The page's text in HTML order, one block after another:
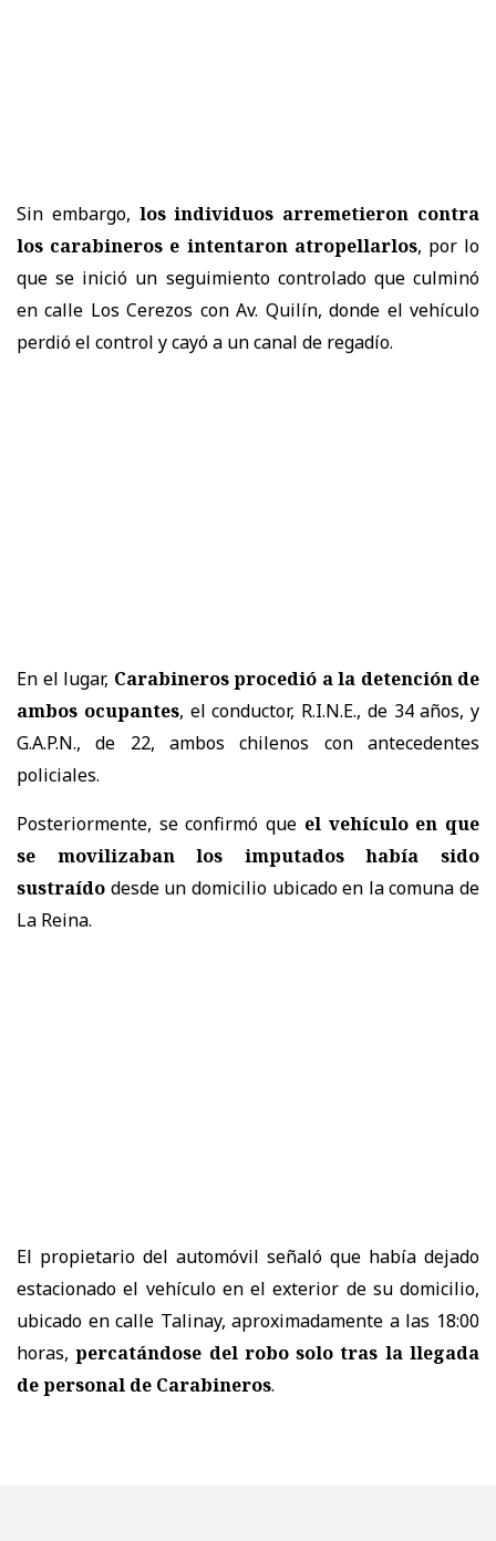
Sin embargo, los individuos arremetieron contra
los carabineros e intentaron atropellarlos, por lo
que se inició un seguimiento controlado que culminó
en calle Los Cerezos con Av. Quilín, donde el vehículo
perdió el control y cayó a un canal de regadío.
En el lugar, Carabineros procedió a la detención de
ambos ocupantes, el conductor, R.I.N.E., de 34 años, y
G.A.P.N., de 22, ambos chilenos con antecedentes
policiales.
Posteriormente, se confirmó que el vehículo en que
se movilizaban los imputados había sido
sustraído desde un domicilio ubicado en la comuna de
La Reina.
El propietario del automóvil señaló que había dejado
estacionado el vehículo en el exterior de su domicilio,
ubicado en calle Talinay, aproximadamente a las 18:00
horas,percatándose del robo solo tras la llegada
de personal de Carabineros.